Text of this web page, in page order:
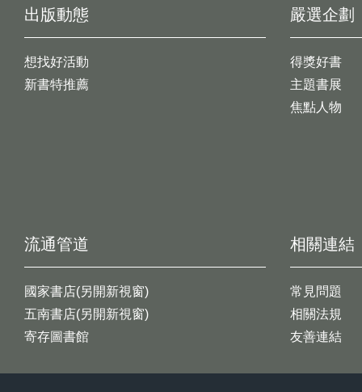
出版動態
想找好活動
新書特推薦
嚴選企劃
得獎好書
主題書展
焦點人物
流通管道
國家書店(另開新視窗)
五南書店(另開新視窗)
寄存圖書館
相關連結
常見問題
相關法規
友善連結